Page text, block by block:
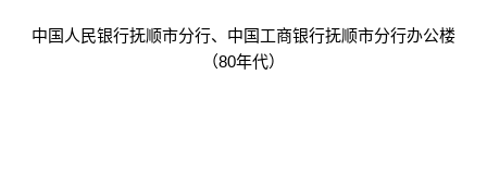
中国人民银行抚顺市分行、中国工商银行抚顺市分行办公楼
（80年代）